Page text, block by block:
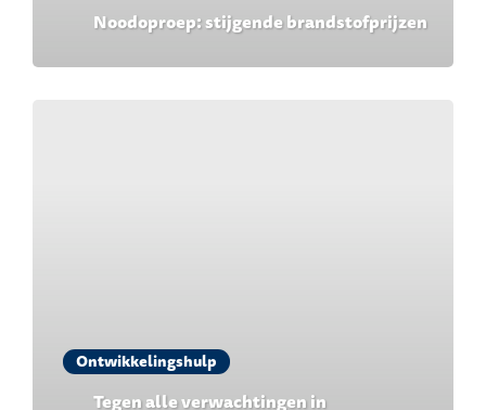
Noodoproep: stijgende brandstofprijzen
Ontwikkelingshulp
Tegen alle verwachtingen in